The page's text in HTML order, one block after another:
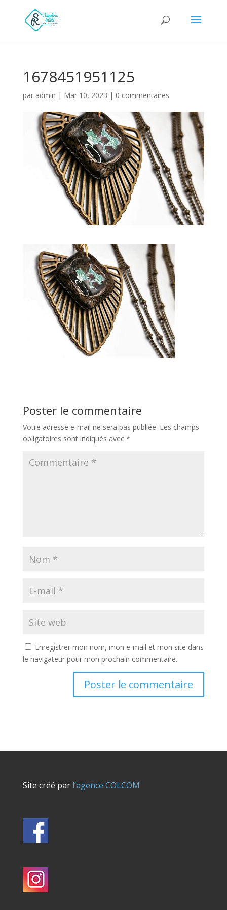
1678451951125
par admin | Mar 10, 2023 | 0 commentaires
Poster le commentaire
Votre adresse e-mail ne sera pas publiée. Les champs
obligatoires sont indiqués avec *
Enregistrer mon nom, mon e-mail et mon site dans
le navigateur pour mon prochain commentaire.
Site créé parl’agence COLCOM